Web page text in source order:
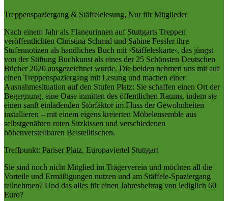
Treppenspaziergang & Stäffelelesung, Nur für Mitglieder
Nach einem Jahr als Flaneurinnen auf Stuttgarts Treppen
veröffentlichten Christina Schmid und Sabine Fessler ihre
Stufennotizen als handliches Buch mit ›Stäffeleskarte‹, das jüngst
von der Stiftung Buchkunst als eines der 25 Schönsten Deutschen
Bücher 2020 ausgezeichnet wurde. Die beiden nehmen uns mit auf
einen Treppenspaziergang mit Lesung und machen einer
Ausnahmesituation auf den Stufen Platz: Sie schaffen einen Ort der
Begegnung, eine Oase inmitten des öffentlichen Raums, indem sie
einen sanft einladenden Störfaktor im Fluss der Gewohnheiten
installieren – mit einem eigens kreierten Möbelensemble aus
selbstgenähten roten Sitzkissen und verschiedenen
höhenverstellbaren Beistelltischen.
Treffpunkt: Pariser Platz, Europaviertel Stuttgart
Sie sind noch nicht Mitglied im Trägerverein und möchten all die
Vorteile und Ermäßigungen nutzen und am Stäffele-Spaziergang
teilnehmen? Und das alles für einen Jahresbeitrag von lediglich 60
Euro?